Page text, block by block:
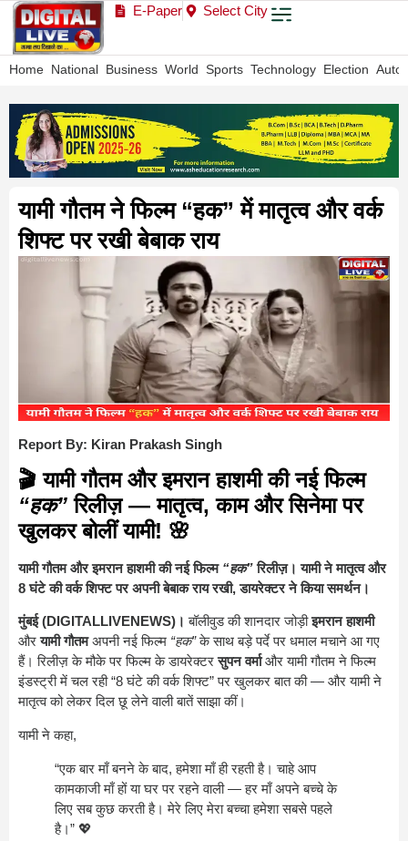
E-Paper Select City
Home National Business World Sports Technology Election Auto
यामी गौतम ने फिल्म “हक” में मातृत्व और वर्क
शिफ्ट पर रखी बेबाक राय
Report By: Kiran Prakash Singh
🎬 यामी गौतम और इमरान हाशमी की नई फिल्म
“हक” रिलीज़ — मातृत्व, काम और सिनेमा पर
खुलकर बोलीं यामी! 🌸
यामी गौतम और इमरान हाशमी की नई फिल्म “हक”रिलीज़। यामी ने मातृत्व और
8 घंटे की वर्क शिफ्ट पर अपनी बेबाक राय रखी, डायरेक्टर ने किया समर्थन।
मुंबई (DIGITALLIVENEWS)। बॉलीवुड की शानदार जोड़ीइमरान हाशमी
औरयामी गौतमअपनी नई फिल्म “हक”के साथ बड़े पर्दे पर धमाल मचाने आ गए
हैं। रिलीज़ के मौके पर फिल्म के डायरेक्टरसुपन वर्माऔर यामी गौतम ने फिल्म
इंडस्ट्री में चल रही “8 घंटे की वर्क शिफ्ट” पर खुलकर बात की — और यामी ने
मातृत्व को लेकर दिल छू लेने वाली बातें साझा कीं।
यामी ने कहा,
“एक बार माँ बनने के बाद, हमेशा माँ ही रहती है। चाहे आप
कामकाजी माँ हों या घर पर रहने वाली — हर माँ अपने बच्चे के
लिए सब कुछ करती है। मेरे लिए मेरा बच्चा हमेशा सबसे पहले
है।” 💖